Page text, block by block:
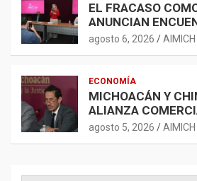
EL FRACASO
ANUNCIAN
FORTALECER LA
agosto 6, 2026 AIMICH
ECONOMÍA
MICHOACÁN Y
ALIANZA
AGROINDUSTRIA,
agosto 5, 2026 AIMICH